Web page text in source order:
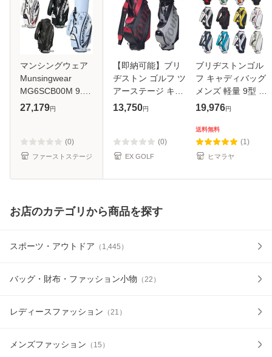
マンシングウェア
Munsingwear
MG6SCB00M 9.5
型（3.5kg）6分割
ィバッグ ゴルフバ
ッグ ゴルフ用品
27,179円
(0)
ファーストステージ
【即納可能】ブリ
ヂストン ゴルフ ツ
アーステージ キャ
ディバッグ
BRIDGESTONE
GOLF
13,750円
(0)
EX GOLF
ブリヂストンゴル
フ キャディバッグ
メンズ 軽量 9型 5
分割 軽量ベーシッ
BRIDGESTONE
GOLF 軽量スタン
ダード 2.9kg ネー
19,976円
送料無料
(1)
ヒマラヤ
お店のカテゴリから商品を探す
スポーツ・アウトドア （ 1,445 ）
バッグ・財布・ファッション小物 （22 ）
レディースファッション （21 ）
メンズファッション （ 15 ）